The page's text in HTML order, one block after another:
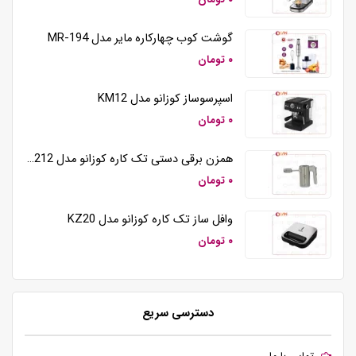
گوشت کوب چهارکاره مایر مدل MR-194
۰ تومان
اسپرسوساز کوزانو مدل KM12
۰ تومان
همزن برقی دستی تک کاره کوزانو مدل HM212
۰ تومان
وافل ساز تک کاره کوزانو مدل KZ20
۰ تومان
دسترسی سریع